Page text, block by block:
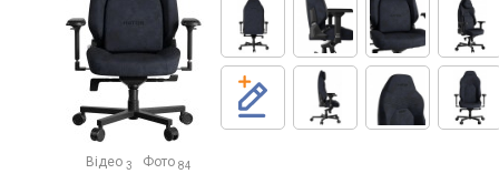
Відео 3 Фото 84